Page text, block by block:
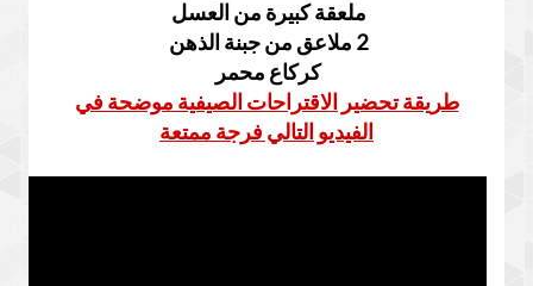
ملعقة كبيرة من العسل
2 ملاعق من جبنة الذهن
كركاع محمر
طريقة تحضير الاقتراحات الصيفية موضحة في
الفيديو التالي فرجة ممتعة